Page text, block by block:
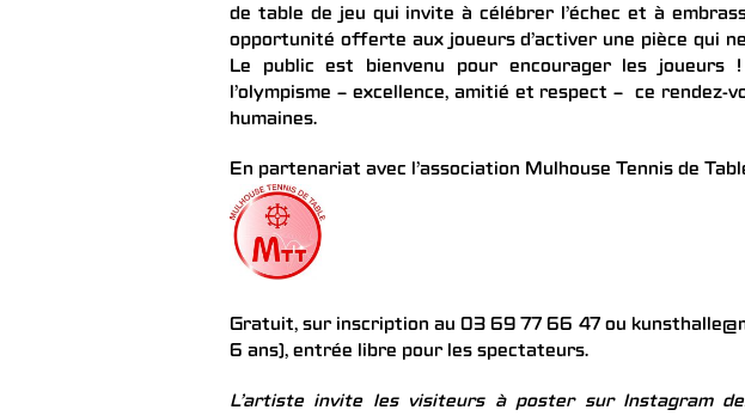
de table de jeu qui invite à célébrer l’échec et à
opportunité offerte aux joueurs d’activer une pièce qui
Le public est bienvenu pour encourager les joueurs
l’olympisme – excellence, amitié et respect – ce
humaines.
En partenariat avec l’association Mulhouse Tennis de
Gratuit, sur inscription au 03 69 77 66 47 ou
6 ans), entrée libre pour les spectateurs.
L’artiste invite les visiteurs à poster sur Instagram